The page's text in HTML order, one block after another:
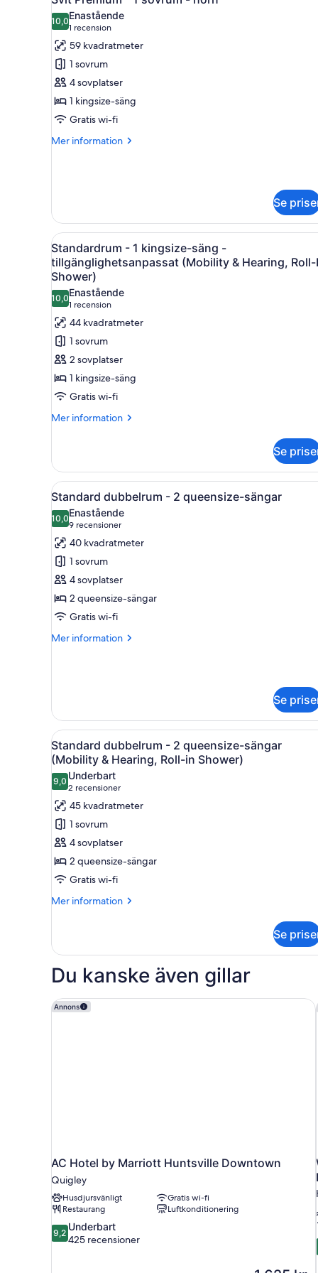
säng
alla
foton
för
Svit
Premium
-
1
sovrum
-
10,010,0 av 10
Enastående
1 recension
(1 recension)
59 kvadratmeter
1 sovrum
4 sovplatser
1 kingsize-säng
Gratis wi-fi
Mer information
Mer
1
sovrum
-
hörn
Se
Öppna
alla
foton
för
Standardrum
-
kingsize-
säng
-
tillgänglighetsanpassat
(Mobility
Roll-
In
Shower)
Ett hotellrum med en stor
5
Standardrum - 1 kingsize-säng -
tillgänglighetsanpassat (Mobility & Hearing, Roll-
Shower)
10,010,0 av 10
Enastående
1 recension
(1 recension)
44 kvadratmeter
1 sovrum
2 sovplatser
1 kingsize-säng
Gratis wi-fi
Mer information
Mer
-
kingsize-
säng
-
tillgänglighetsanpassat
(Mobility
&
Hearing,
Roll-
In
Se
Öppna
alla
foton
för
Standard
dubbelrum
-
2
queensize-
sängar
Ett hotellrum med två
6
Standard dubbelrum - 2 queensize-sängar
10,010,0 av 10
Enastående
9 recensioner
(9 recensioner)
40 kvadratmeter
1 sovrum
4 sovplatser
2 queensize-sängar
Gratis wi-fi
Mer information
Mer
2
queensize-
sängar
Se
Öppna
alla
foton
för
Standard
dubbelrum
-
2
queensize-
sängar
(Mobility
Roll-
in
Shower)
Ett hotellrum med två
5
Standard dubbelrum - 2 queensize-sängar
(Mobility & Hearing, Roll-in Shower)
9,09,0 av 10
Underbart
2 recensioner
(2 recensioner)
45 kvadratmeter
1 sovrum
4 sovplatser
2 queensize-sängar
Gratis wi-fi
Mer information
Mer
dubbelrum
sängar
(Mobility
Se
Du kanske även gillar
Annons
AC Hotel by Marriott Huntsville Downtown
Quigley
Husdjursvänligt
Gratis wi-fi
Restaurang
Luftkonditionering
9.2
av
9,2
Underbart
425 recensioner
AC Hotel by Marriott Huntsville Downtown